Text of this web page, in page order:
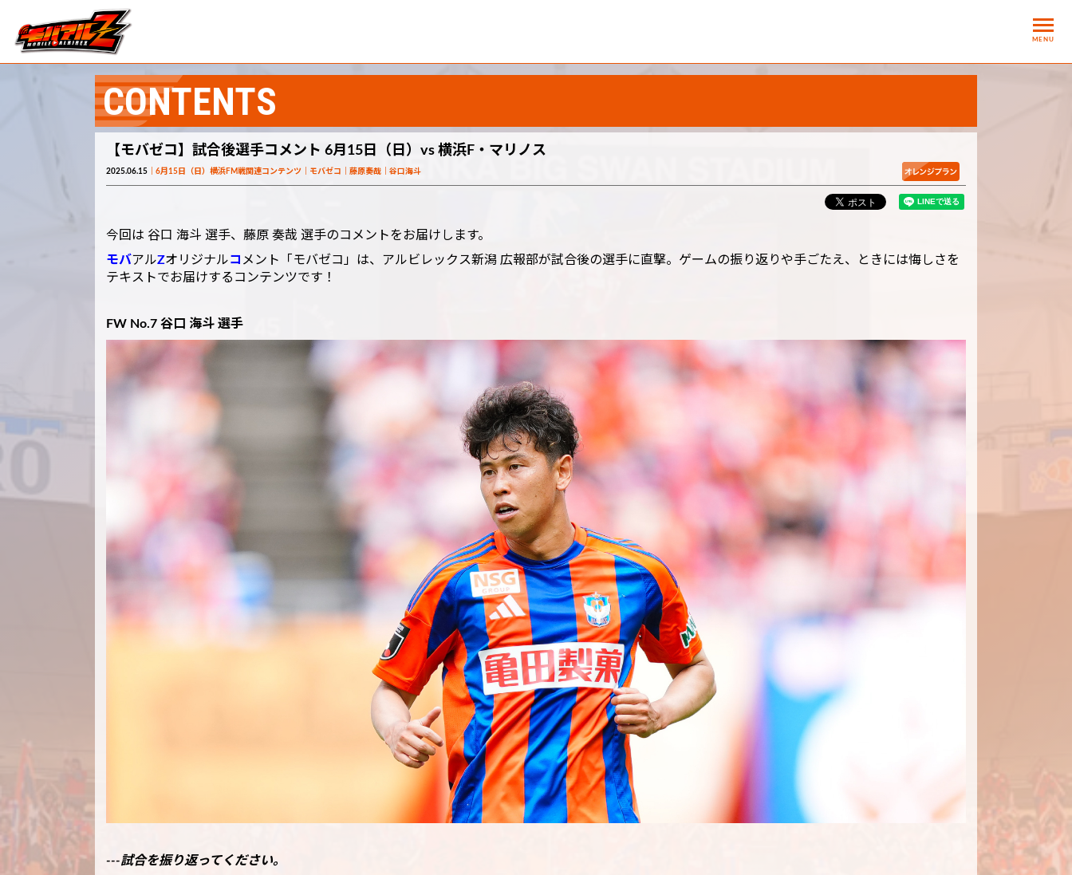
MENU
CONTENTS
【モバゼコ】試合後選手コメント 6月15日（日）vs 横浜F・マリノス
2025.06.15 6月15日（日）横浜FM戦関連コンテンツ モバゼコ 藤原奏哉 谷口海斗
今回は 谷口 海斗 選手、藤原 奏哉 選手のコメントをお届けします。
モバアルZオリジナルコ メント「モバゼコ」は、アルビレックス新潟 広報部が試合後の選手に直撃。ゲームの振り返りや手ごたえ、ときには悔しさを
テキストでお届けするコンテンツです！
FW No.7 谷口 海斗 選手
---試合を振り返ってください。